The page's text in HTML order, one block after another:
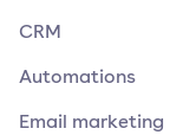
CRM
Automations
Email marketing